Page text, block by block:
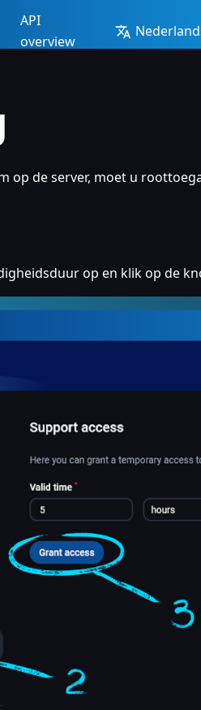
API
overview
op de server, moet u
op en klik op de